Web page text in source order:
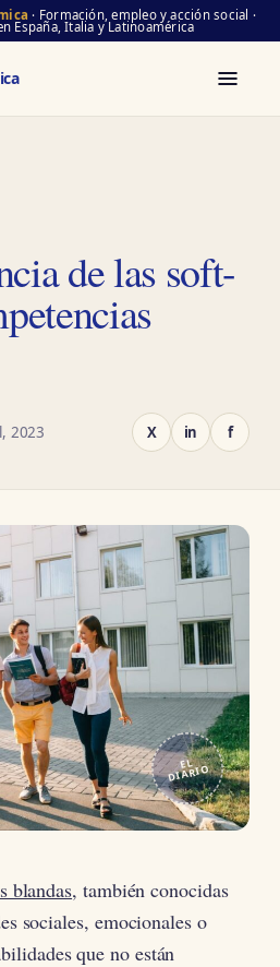
· Formación, empleo y acción social ·
España, Italia y Latinoamérica
de las soft-
2023 X in f
EL
DIARIO
blandas, también conocidas
sociales, emocionales o
que no están